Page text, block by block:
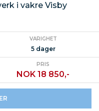
i vakre Visby
VARIGHET
5 dager
PRIS
NOK 18 850,-